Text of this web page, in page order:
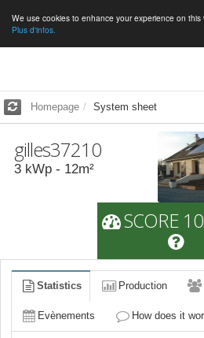
We use cookies to enhance your experience on this
Plus d'infos.
Homepage System sheet
gilles37210
3 kWp - 12m²
SCORE
Statistics Production
Evènements How does it